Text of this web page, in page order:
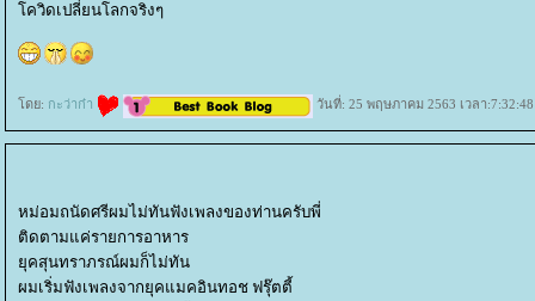
ควิดเปลี่ยนโลกจริงๆ
ดย: กะว่าก๋า วันที่: 25 พฤษภาคม 2563 เวลา
หม่อมถนัดศรีผมไม่ทันฟังเพลงของท่านครับพี่
ติดตามแค่รายการอาหาร
ุคสุนทราภรณ์ผมก็ไม่ทัน
ผมเริ่มฟังเพลงจากยุคแมคอินทอช ฟรุ๊ตตี้